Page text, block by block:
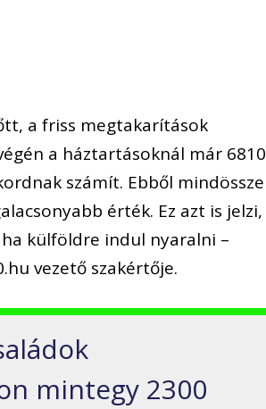
a friss megtakarítások
a háztartásoknál már 6810
számít. Ebből mindössze
érték. Ez azt is jelzi,
külföldre indul nyaralni –
vezető szakértője.
mintegy 2300